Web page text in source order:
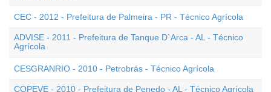
CEC - 2012 - Prefeitura de Palmeira - PR - Técnico Agrícola
ADVISE - 2011 - Prefeitura de Tanque D`Arca - AL - Técnico
Agrícola
CESGRANRIO - 2010 - Petrobrás - Técnico Agrícola
COPEVE - 2010 - Prefeitura de Penedo - AL - Técnico Agrícola